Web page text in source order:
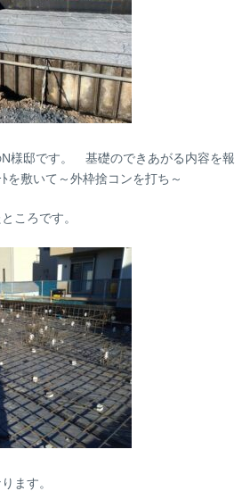
様邸です。 基礎のできあがる内容を報
敷いて～外枠捨コンを打ち～
ころです。
ます。